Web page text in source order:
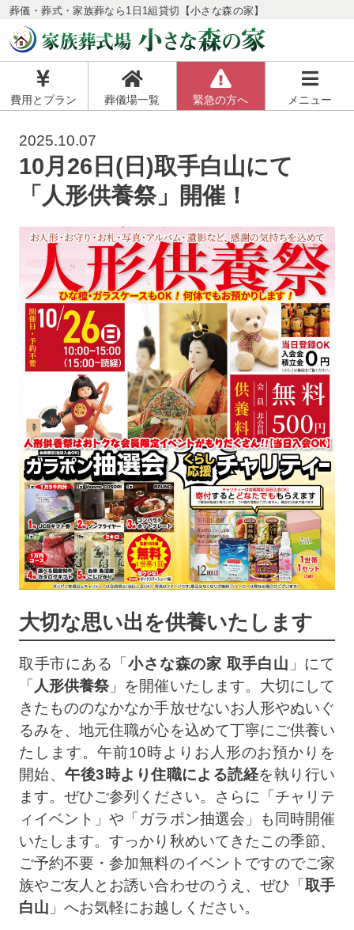
葬儀・葬式・家族葬なら1日1組貸切【小さな森の家】
費用とプラン 葬儀場一覧 緊急の方へ メニュー
2025.10.07
10月26日(日)取手白山にて
「人形供養祭」開催！
大切な思い出を供養いたします
取手市にある「小さな森の家 取手白山 」にて
「 人形供養祭」を開催いたします。大切にして
きたもののなかなか手放せないお人形やぬいぐ
るみを、地元住職が心を込めて丁寧にご供養い
たします。午前10時よりお人形のお預かりを
開始、午後3時より住職による読経を執り行い
ます。ぜひご参列ください。さらに「チャリテ
ィイベント」や「ガラポン抽選会」も同時開催
いたします。すっかり秋めいてきたこの季節、
ご予約不要・参加無料のイベントですのでご家
族やご友人とお誘い合わせのうえ、ぜひ「取手
白山 」へお気軽にお越しください。